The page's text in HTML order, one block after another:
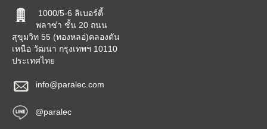
1000/5-6 ลิเบอร์ตี้
พลาซ่า ชั้น 20 ถนน
สุขุมวิท 55 (ทองหลอ่)คลองตัน
เหนือ วัฒนา กรุงเทพฯ 10110
ประเทศไทย
info@paralec.com
@paralec